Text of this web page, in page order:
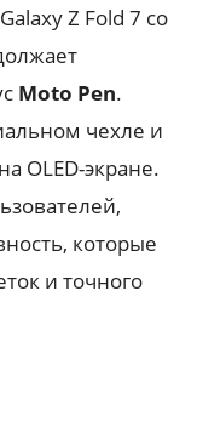
Z Fold 7 со
Moto Pen.
чехле и
OLED-экране.
которые
и точного